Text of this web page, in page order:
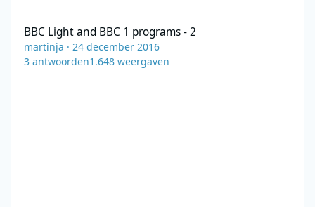
BBC Light and BBC 1 programs - 2
martinja ·24 december 2016
3 antwoorden1.648 weergaven